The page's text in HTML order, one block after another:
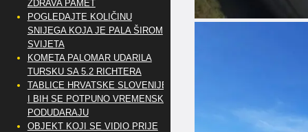
ZDRAVA PAMET
POGLEDAJTE KOLIČINU
SNIJEGA KOJA JE PALA ŠIROM
SVIJETA
KOMETA PALOMAR UDARILA
TURSKU SA 5.2 RICHTERA
TABLICE HRVATSKE SLOVENIJE
I BIH SE POTPUNO VREMENSKI
PODUDARAJU
OBJEKT KOJI SE VIDIO PRIJE